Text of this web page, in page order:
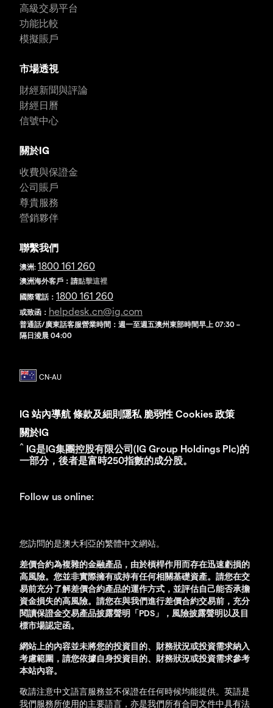
高級交易平台
功能比較
模擬賬戶
市場透視
財經新聞與評論
財經日曆
信號中心
關於IG
收費與保證金
公司賬戶
尊貴服務
營銷夥伴
聯繫我們
澳洲: 1800 161 260
澳洲海外客戶：請點擊這裡
國際電話： 1800 161 260
或致函： helpdesk.cn@ig.com
普通話/廣東話客服營業時間：週一至週五澳州東部時間早上 07:30 –
隔日淩晨 04:00
IG 站內導航 條款及細則 隱私 脆弱性 Cookies 政策
關於IG
^ IG是IG集團控股有限公司(IG Group Holdings Plc)的
一部分，後者是富時250指數的成分股。
Follow us online:
您訪問的是澳大利亞的繁體中文網站。
差價合約為複雜的金融產品，由於槓桿作用而存在迅速虧損的
高風險。您並非實際擁有或持有任何相關基礎資產。 請您在交
易前充分了解差價合約產品的運作方式，並評估自己能否承擔
資金損失的高風險。 請您在與我們進行差價合約交易前，充分
閱讀保證金交易產品披露聲明 「PDS 」
，風險披露聲明以及目
標市場認定函。
網站上的內容並未將您的投資目的、 財務狀況或投資需求納入
考慮範圍，請您依據自身投資目的、 財務狀況或投資需求參考
本站內容。
敬請注意中文語言服務並不保證在任何時候均能提供。英語是
我們服務所使用的主要語言，亦是我們所有合同文件中具有法